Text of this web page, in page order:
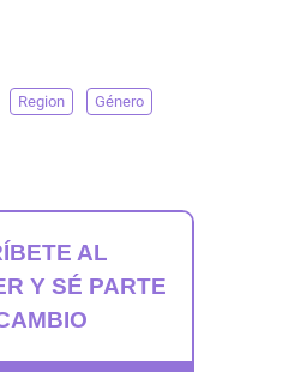
Region Género
AL
Y SÉ PARTE